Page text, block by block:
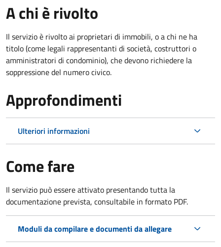
A chi è rivolto
Il servizio è rivolto ai proprietari di immobili, o a chi ne ha
titolo (come legali rappresentanti di società, costruttori o
amministratori di condominio), che devono richiedere la
soppressione del numero civico.
Approfondimenti
Ulteriori informazioni
Come fare
Il servizio può essere attivato presentando tutta la
documentazione prevista, consultabile in formato PDF.
Moduli da compilare e documenti da allegare